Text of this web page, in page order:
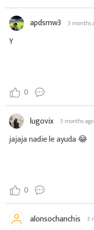
apdsmw3 3 months
Y
0
lugovix 3 months ago
jajaja nadie le ayuda 😂
0
alonsochanchis 3